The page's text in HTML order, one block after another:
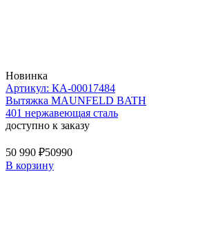
Новинка
Артикул: КА-00017484
Вытяжка MAUNFELD BATH
401 нержавеющая сталь
доступно к заказу
50 990 ₽50990
В корзину